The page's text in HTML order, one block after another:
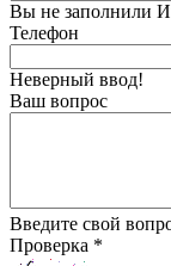
Вы не заполнили
Телефон
Неверный ввод!
Ваш вопрос
Введите свой
Проверка *